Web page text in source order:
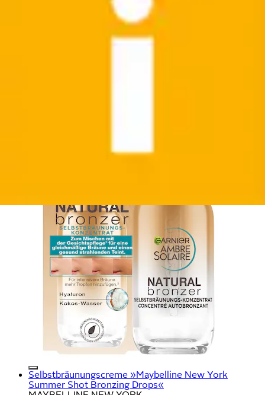
Selbstbräunungskonzentrat »AMBRE SOLAIRE
NATUTRAL BRONZER« Gel-Textur, für das...
Selbstbräunungscreme »Maybelline New York
Summer Shot Bronzing Drops«